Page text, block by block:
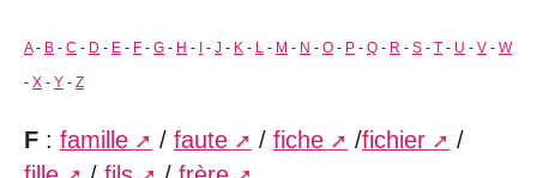
A- B - C - D - E - F - G - H - I - J - K - L - M - N - O - P - Q - R - S - T - U - V - W
- X - Y - Z
F : famille / faute / fiche /fichier
/